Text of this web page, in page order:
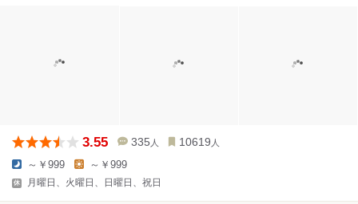
3.55 335 人 10619 人
～￥999 ～￥999
月曜日、火曜日、日曜日、祝日